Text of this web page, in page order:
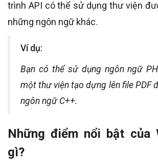
trình API có thể sử dụng thư viện
những ngôn ngữ khác.
Ví dụ:
Bạn có thể sử dụng ngôn ngữ
một thư viện tạo dựng lên file PDF
ngôn ngữ C++.
Những điểm nổi bật của
gì?